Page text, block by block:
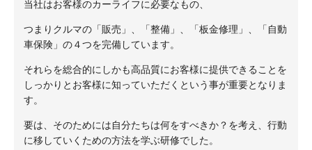
当社はお客様のカーライフに必要なもの、
つまりクルマの「販売」、「整備」、「板金修理」、「自動
車保険」の４つを完備しています。
それらを総合的にしかも高品質にお客様に提供できることを
しっかりとお客様に知っていただくという事が重要となりま
す。
要は、そのためには自分たちは何をすべきか？を考え、行動
に移していくための方法を学ぶ研修でした。